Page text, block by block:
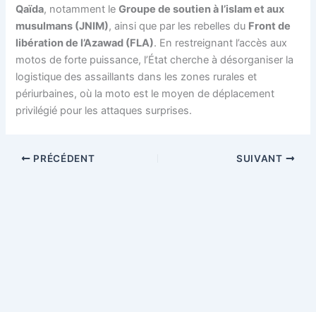
Qaïda, notamment leGroupe de soutien à l’islam et aux
musulmans (JNIM), ainsi que par les rebelles du Front de
libération de l’Azawad (FLA). En restreignant l’accès aux
motos de forte puissance, l’État cherche à désorganiser la
logistique des assaillants dans les zones rurales et
périurbaines, où la moto est le moyen de déplacement
privilégié pour les attaques surprises.
PRÉCÉDENT SUIVANT